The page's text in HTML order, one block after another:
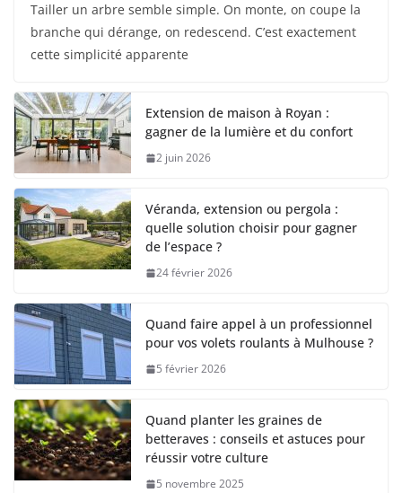
Tailler un arbre semble simple. On monte, on coupe la
branche qui dérange, on redescend. C’est exactement
cette simplicité apparente
Extension de maison à Royan :
gagner de la lumière et du confort
2 juin 2026
Véranda, extension ou pergola :
quelle solution choisir pour gagner
de l’espace ?
24 février 2026
Quand faire appel à un professionnel
pour vos volets roulants à Mulhouse ?
5 février 2026
Quand planter les graines de
betteraves : conseils et astuces pour
réussir votre culture
5 novembre 2025